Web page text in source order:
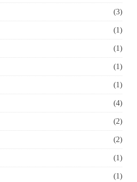
(3)
(1)
(1)
(1)
(1)
(4)
(2)
(2)
(1)
(1)